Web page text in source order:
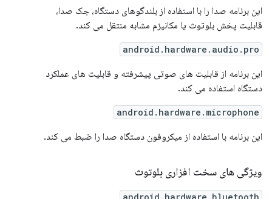
این برنامه صدا را با استفاده از بلندگوهای دستگاه، جک صدا،
قابلیت پخش بلوتوث یا مکانیزم مشابه منتقل می کند.
android.hardware.audio.pro
این برنامه از قابلیت های صوتی پیشرفته و قابلیت های عملکرد
دستگاه استفاده می کند.
android.hardware.microphone
این برنامه با استفاده از میکروفون دستگاه صدا را ضبط می کند.
ویژگی های سخت افزاری بلوتوث